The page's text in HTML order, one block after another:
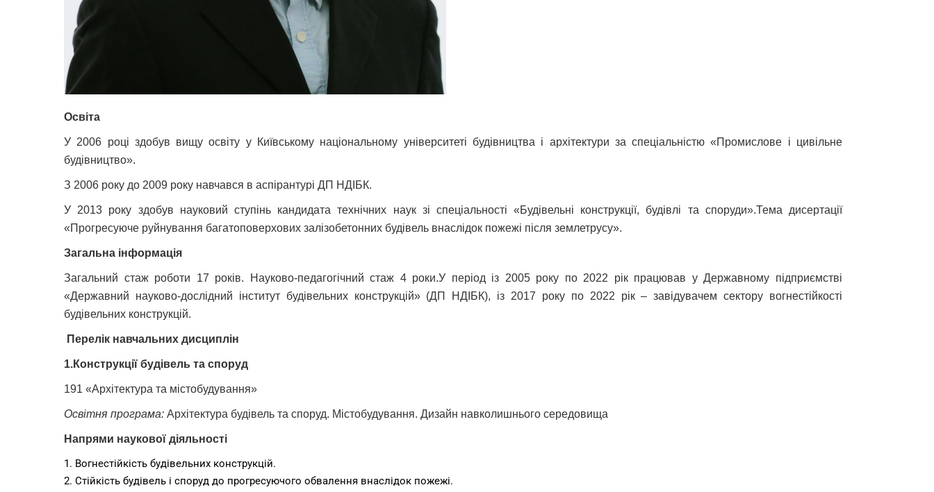
Освіта
У 2006 році здобув вищу освіту у Київському національному університеті будівництва і архітектури за спеціальністю «Промислове і цивільне
будівництво».
З 2006 року до 2009 року навчався в аспірантурі ДП НДІБК.
У 2013 року здобув науковий ступінь кандидата технічних наук зі спеціальності «Будівельні конструкції, будівлі та споруди».Тема дисертації
«Прогресуюче руйнування багатоповерхових залізобетонних будівель внаслідок пожежі після землетрусу».
Загальна інформація
Загальний стаж роботи 17 років. Науково-педагогічний стаж 4 роки.У період із 2005 року по 2022 рік працював у Державному підприємстві
«Державний науково-дослідний інститут будівельних конструкцій» (ДП НДІБК), із 2017 року по 2022 рік – завідувачем сектору вогнестійкості
будівельних конструкцій.
Перелік навчальних дисциплін
1.Конструкції будівель та споруд
191 «Архітектура та містобудування»
Освітня програма: Архітектура будівель та споруд. Містобудування. Дизайн навколишнього середовища
Напрями наукової діяльності
1. Вогнестійкість будівельних конструкцій.
2. Стійкість будівель і споруд до прогресуючого обвалення внаслідок пожежі.